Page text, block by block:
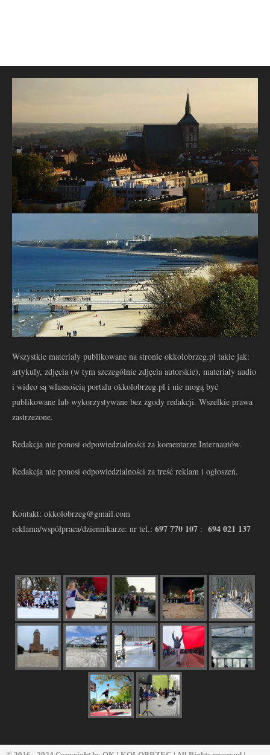
Wszystkie materiały publikowane na stronie okkolobrzeg.pl takie jak:
artykuły, zdjęcia (w tym szczególnie zdjęcia autorskie), materiały audio
i wideo są własnością portalu okkolobrzeg.pl i nie mogą być
publikowane lub wykorzystywane bez zgody redakcji. Wszelkie prawa
zastrzeżone.
Redakcja nie ponosi odpowiedzialności za komentarze Internautów.
Redakcja nie ponosi odpowiedzialności za treść reklam i ogłoszeń.
Kontakt: okkolobrzeg@gmail.com
reklama/współpraca/dziennikarze: nr tel.: 697 770 107 : 694 021 137